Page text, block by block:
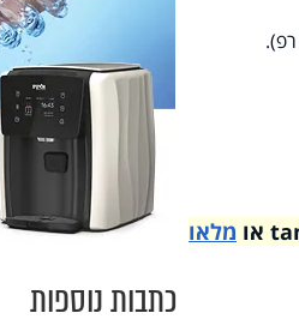
מלאו
כתבות נוספות